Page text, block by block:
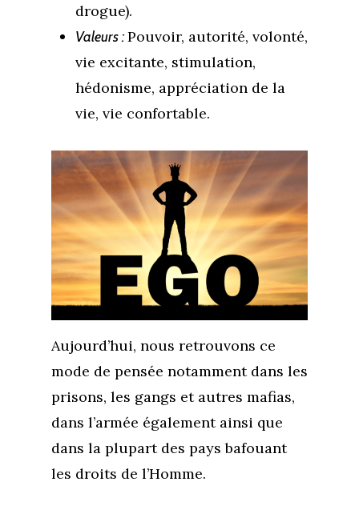
drogue).
Valeurs :Pouvoir, autorité, volonté,
vie excitante, stimulation,
hédonisme, appréciation de la
vie, vie confortable.
Aujourd’hui, nous retrouvons ce
mode de pensée notamment dans les
prisons, les gangs et autres mafias,
dans l’armée également ainsi que
dans la plupart des pays bafouant
les droits de l’Homme.